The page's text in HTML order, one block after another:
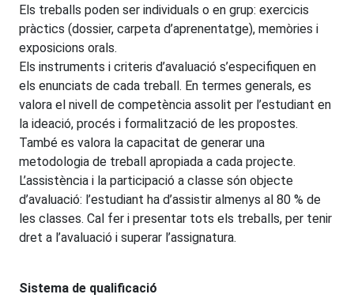
Els treballs poden ser individuals o en grup: exercicis
pràctics (dossier, carpeta d’aprenentatge), memòries i
exposicions orals.
Els instruments i criteris d’avaluació s’especifiquen en
els enunciats de cada treball. En termes generals, es
valora el nivell de competència assolit per l’estudiant en
la ideació, procés i formalització de les propostes.
També es valora la capacitat de generar una
metodologia de treball apropiada a cada projecte.
L’assistència i la participació a classe són objecte
d’avaluació: l’estudiant ha d’assistir almenys al 80 % de
les classes. Cal fer i presentar tots els treballs, per tenir
dret a l’avaluació i superar l’assignatura.
Sistema de qualificació